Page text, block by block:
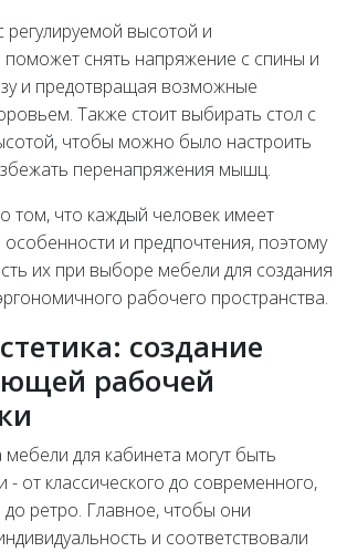
регулируемой высотой и
поможет снять напряжение с спины и
и предотвращая возможные
Также стоит выбирать стол с
чтобы можно было настроить
перенапряжения мышц.
том, что каждый человек имеет
и предпочтения, поэтому
их при выборе мебели для создания
рабочего пространства.
создание
рабочей
мебели для кабинета могут быть
от классического до современного,
ретро. Главное, чтобы они
и соответствовали